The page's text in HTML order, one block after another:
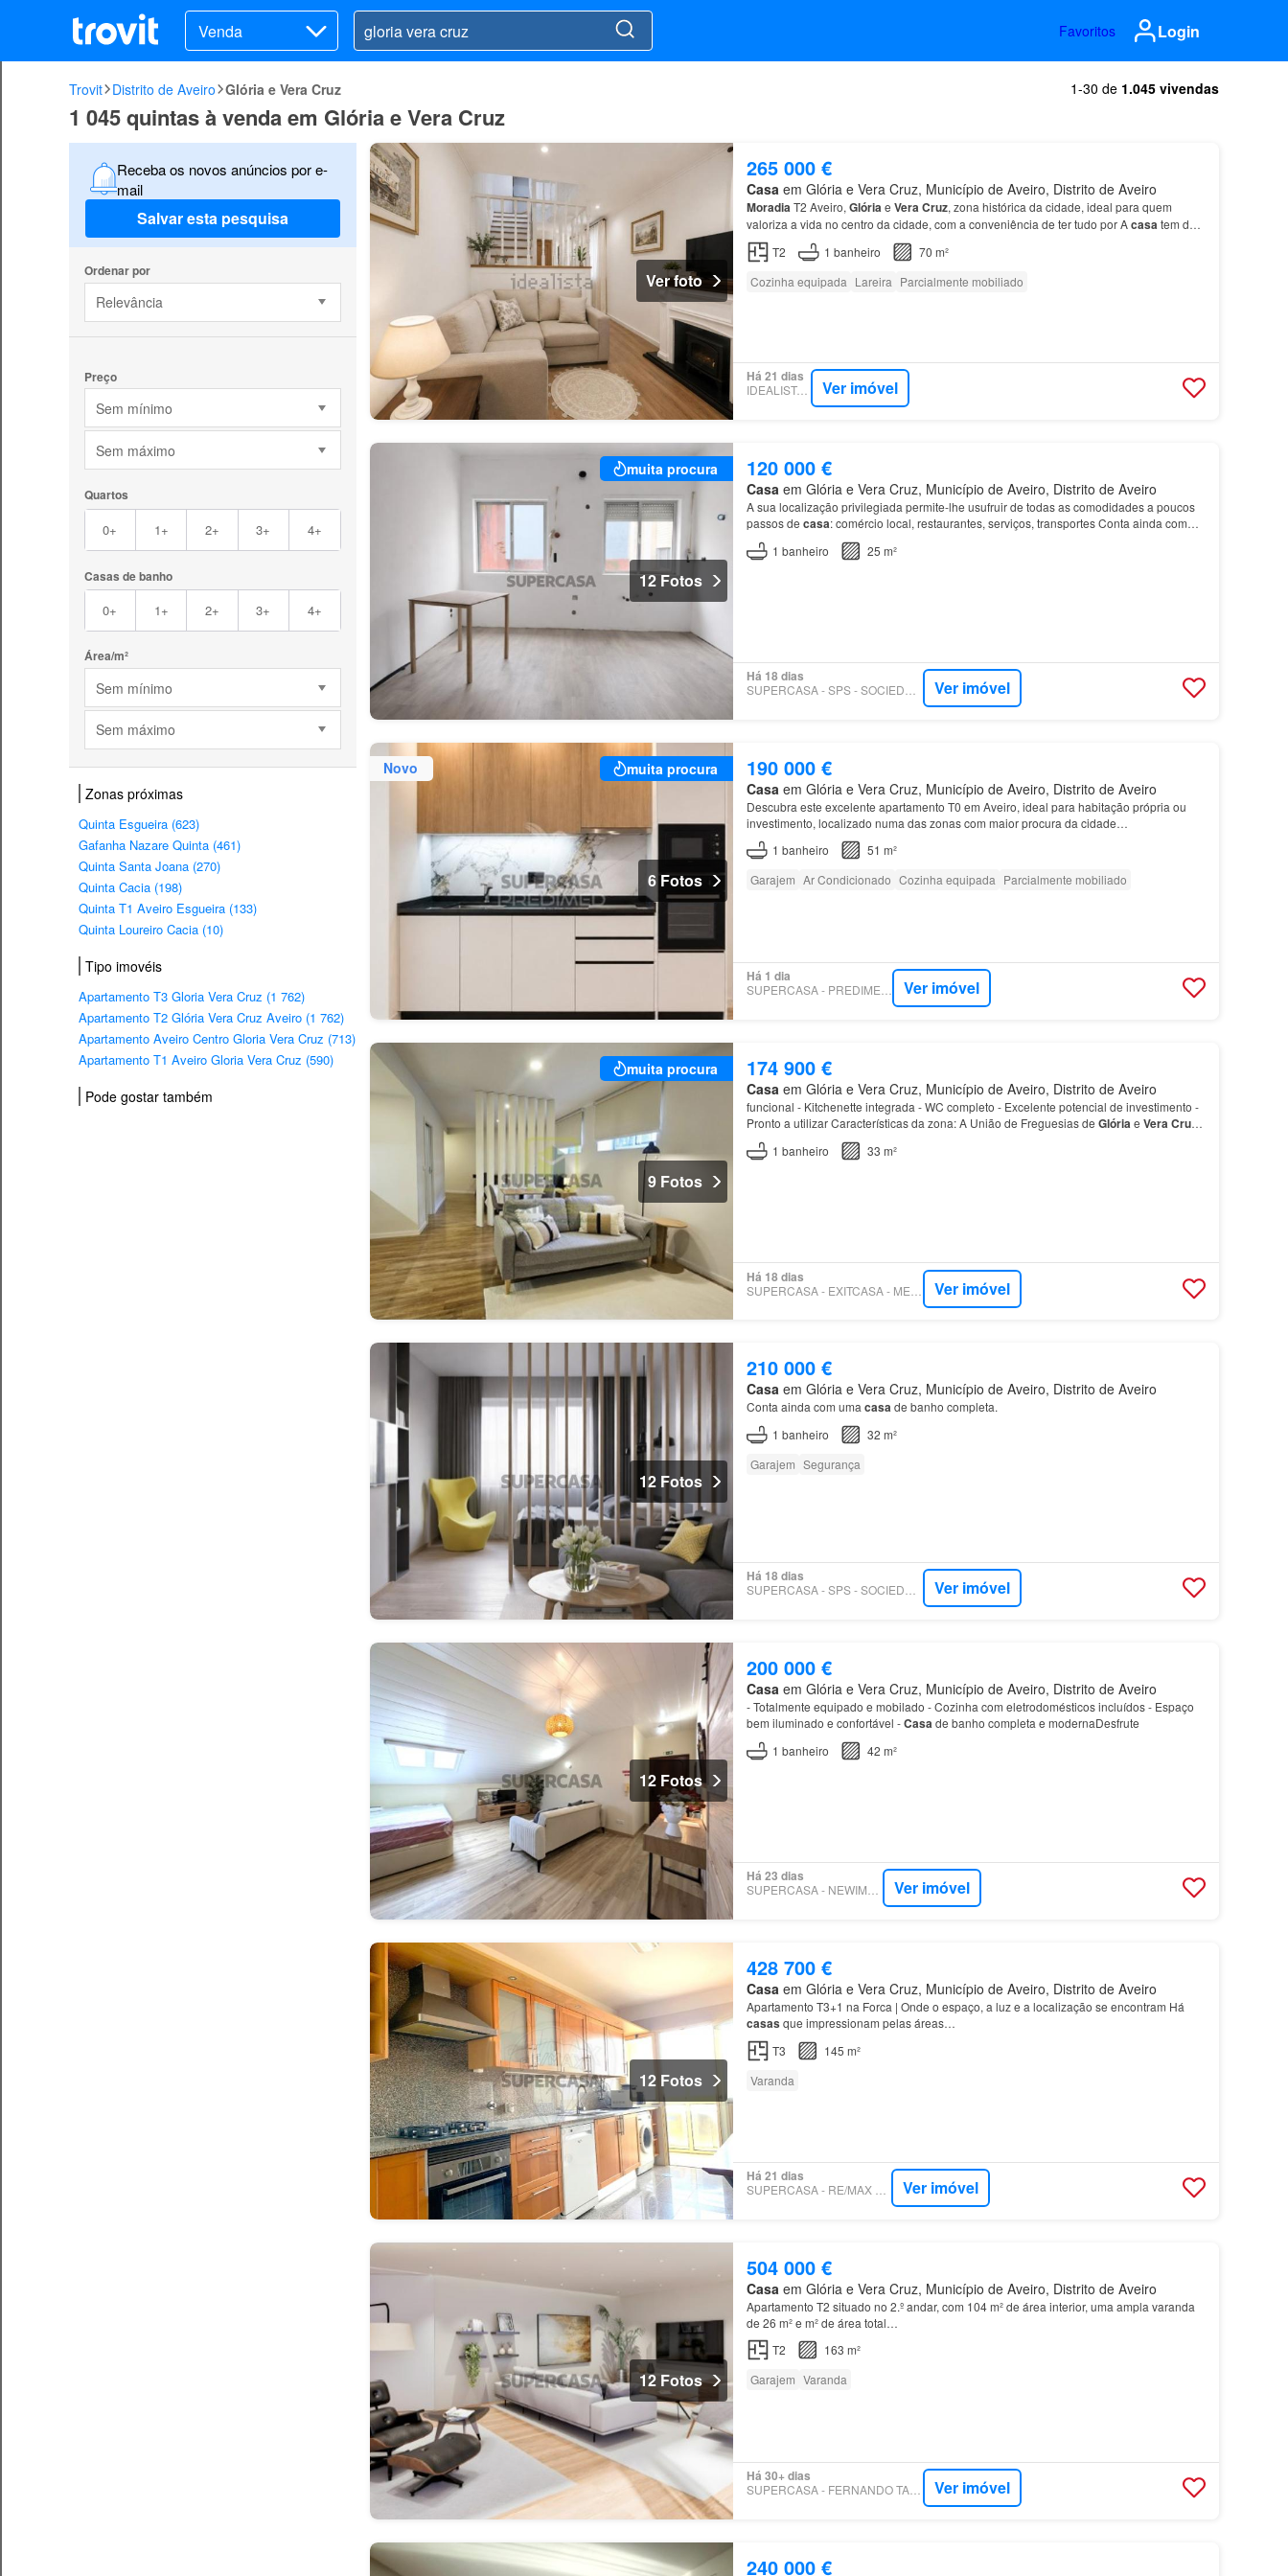
Venda Favoritos Login
Trovit Distrito de Aveiro Glória e Vera Cruz 1-30 de 1.045 vivendas
1 045 quintas à venda em Glória e Vera Cruz
Receba os novos anúncios por e-
mail
Salvar esta pesquisa
Ordenar por
Relevância
Preço
Sem mínimo
Sem máximo
Quartos
0+ 1+ 2+ 3+ 4+
Casas de banho
0+ 1+ 2+ 3+ 4+
Área/m²
Sem mínimo
Sem máximo
Zonas próximas
Quinta Esgueira (623)
Gafanha Nazare Quinta (461)
Quinta Santa Joana (270)
Quinta Cacia (198)
Quinta T1 Aveiro Esgueira (133)
Quinta Loureiro Cacia (10)
Tipo imovéis
Apartamento T3 Gloria Vera Cruz (1 762)
Apartamento T2 Glória Vera Cruz Aveiro (1 762)
Apartamento Aveiro Centro Gloria Vera Cruz (713)
Apartamento T1 Aveiro Gloria Vera Cruz (590)
Pode gostar também
Ver foto
265 000 €
Casaem Glória e Vera Cruz, Município de Aveiro, Distrito de Aveiro
MoradiaT2 Aveiro, Glóriae VeraCruz, zona histórica da cidade, ideal para quem
valoriza a vida no centro da cidade, com a conveniência de ter tudo por Acasatem dois
pisos…
T2 1 banheiro
70 m²
Cozinha equipada Lareira Parcialmente mobiliado
Há 21 dias
IDEALISTA.PT Ver imóvel
muita procura
12 Fotos
120 000 €
Casa em Glória e Vera Cruz, Município de Aveiro, Distrito de Aveiro
A sua localização privilegiada permite-lhe usufruir de todas as comodidades a poucos
passos de casa: comércio local, restaurantes, serviços, transportes Conta ainda com
uma
de banho completa, ideal para quem valoriza con…
1 banheiro 25 m²
Há 18 dias
SUPERCASA - SPS - SOCIEDADE DE MEDIAÇÃO IMOBILIÁRIA, LDA Ver imóvel
Novo muita procura
6 Fotos
190 000 €
Casa em Glória e Vera Cruz, Município de Aveiro, Distrito de Aveiro
Descubra este excelente apartamento T0 em Aveiro, ideal para habitação própria ou
investimento, localizado numa das zonas com maior procura da cidade…
1 banheiro
51 m²
Garajem Ar Condicionado Cozinha equipada Parcialmente mobiliado
Há 1 dia
SUPERCASA - PREDIMED IMOBILÍARIA Ver imóvel
muita procura
9 Fotos
174 900 €
Casa em Glória e Vera Cruz, Município de Aveiro, Distrito de Aveiro
funcional - Kitchenette integrada - WC completo - Excelente potencial de investimento -
Pronto a utilizar Características da zona: A União de Freguesias de Glóriae VeraCruz
é a junta de freguesia que engloba o centro do mu…
1 banheiro 33 m²
Há 18 dias
Ver imóvel
12 Fotos
210 000 €
Casaem Glória e Vera Cruz, Município de Aveiro, Distrito de Aveiro
Conta ainda com uma casade banho completa.
1 banheiro
32 m²
Garajem Segurança
Há 18 dias
Ver imóvel
12 Fotos
200 000 €
Casa em Glória e Vera Cruz, Município de Aveiro, Distrito de Aveiro
- Totalmente equipado e mobilado - Cozinha com eletrodomésticos incluídos - Espaço
bem iluminado e confortável -Casade banho completa e modernaDesfrute
1 banheiro 42 m²
Há 23 dias
Ver imóvel
12 Fotos
428 700 €
Casa em Glória e Vera Cruz, Município de Aveiro, Distrito de Aveiro
Apartamento T3+1 na Forca | Onde o espaço, a luz e a localização se encontram Há
casas que impressionam pelas áreas…
T3
145 m²
Varanda
Há 21 dias
Ver imóvel
12 Fotos
504 000 €
Casa em Glória e Vera Cruz, Município de Aveiro, Distrito de Aveiro
Apartamento T2 situado no 2.º andar, com 104 m² de área interior, uma ampla varanda
de 26 m² e m² de área total…
T2
163 m²
Garajem Varanda
Há 30+ dias
SUPERCASA - FERNANDO TABUAÇO - IMÓVEIS, LDA Ver imóvel
240 000 €